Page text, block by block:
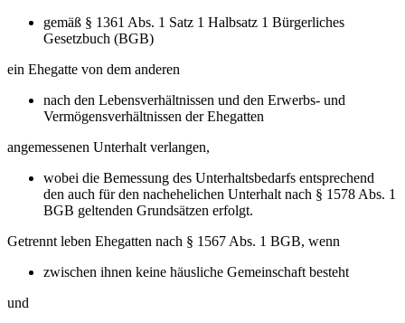
gemäß § 1361 Abs. 1 Satz 1 Halbsatz 1 Bürgerliches
Gesetzbuch (BGB)
ein Ehegatte von dem anderen
nach den Lebensverhältnissen und den Erwerbs- und
Vermögensverhältnissen der Ehegatten
angemessenen Unterhalt verlangen,
wobei die Bemessung des Unterhaltsbedarfs entsprechend
den auch für den nachehelichen Unterhalt nach § 1578 Abs. 1
BGB geltenden Grundsätzen erfolgt.
Getrennt leben Ehegatten nach § 1567 Abs. 1 BGB, wenn
zwischen ihnen keine häusliche Gemeinschaft besteht
und